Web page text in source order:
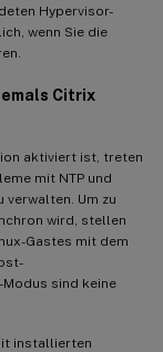
Hypervisor-
wenn Sie die
Citrix
aktiviert ist, treten
mit NTP und
verwalten. Um zu
wird, stellen
Gastes mit dem
sind keine
installierten